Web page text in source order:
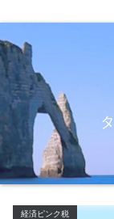
経済ピンク税